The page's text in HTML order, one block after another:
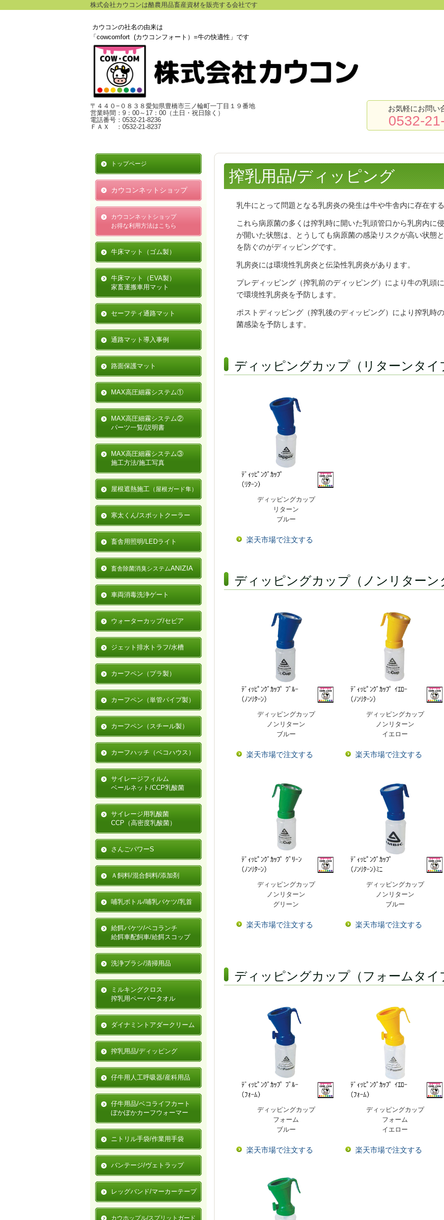
株式会社カウコンは酪農用品畜産資材を販売する会社です
カウコンの社名の由来は
「cowcomfort (カウコンフォート）=牛の快適性」です
〒４４０−０８３８愛知県豊橋市三ノ輪町一丁目１９番地
営業時間：9：00～17：00（土日・祝日除く）
電話番号：0532-21-8236
ＦＡＸ ：0532-21-8237
お気軽にお問い
0532-
搾乳用品/ディッピング
乳牛にとって問題となる乳房炎の発生は牛や牛舎内に存在す
これら病原菌の多くは搾乳時に開いた乳頭管口から乳房内に
が開いた状態は、とうしても病原菌の感染リスクが高い状態
を防ぐのがディッピングです。
乳房炎には環境性乳房炎と伝染性乳房炎があります。
プレディッピング（搾乳前のディッピング）により牛の乳頭
で環境性乳房炎を予防します。
ポストディッピング（搾乳後のディッピング）により搾乳時
菌感染を予防します。
ディッピングカップ（リターンタイ
ディッピングカップ
リターン
ブルー
楽天市場で注文する
ディッピングカップ（ノンリターン
ディッピングカップ
ノンリターン
ブルー
楽天市場で注文する
ディッピングカップ
ノンリターン
イエロー
楽天市場で注文する
ディッピングカップ
ノンリターン
グリーン
楽天市場で注文する
ディッピングカップ
ノンリターン
ブルー
楽天市場で注文する
ディッピングカップ（フォームタイ
ディッピングカップ
フォーム
ブルー
楽天市場で注文する
ディッピングカップ
フォーム
イエロー
楽天市場で注文する
トップページ
カウコンネットショップ
カウコンネットショップ
お得な利用方法はこちら
牛床マット（ゴム製）
牛床マット（EVA製）
家畜運搬車用マット
セーフティ通路マット
通路マット導入事例
路面保護マット
MAX高圧細霧システム①
MAX高圧細霧システム②
パーツ一覧/説明書
MAX高圧細霧システム③
施工方法/施工写真
屋根遮熱施工 （屋根ガード隼）
寒太くん/スポットクーラー
畜舎用照明/LEDライト
畜舎除菌消臭システムANIZIA
車両消毒洗浄ゲート
ウォーターカップ/セビア
ジェット排水トラフ/水槽
カーフペン（プラ製）
カーフペン（単管パイプ製）
カーフペン（スチール製）
カーフハッチ（ベコハウス）
サイレージフィルム
ベールネット/CCP乳酸菌
サイレージ用乳酸菌
CCP（高密度乳酸菌）
さんごパワーS
Ａ飼料/混合飼料/添加剤
哺乳ボトル/哺乳バケツ/乳首
給餌バケツ/ベコランチ
給餌車配飼車/給餌スコップ
洗浄ブラシ/清掃用品
ミルキングクロス
搾乳用ペーパータオル
ダイナミントアダークリーム
搾乳用品/ディッピング
仔牛用人工呼吸器/産科用品
仔牛用品/ベコライフカート
ぽかぽかカーフウォーマー
ニトリル手袋/作業用手袋
バンテージ/ヴェトラップ
レッグバンド/マーカーテープ
カウホップル/スプリットガード